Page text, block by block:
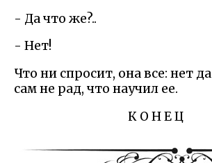
- Да что же?..
- Нет!
Что ни спросит, она все: нет
сам не рад, что научил ее.
К О Н Е Ц